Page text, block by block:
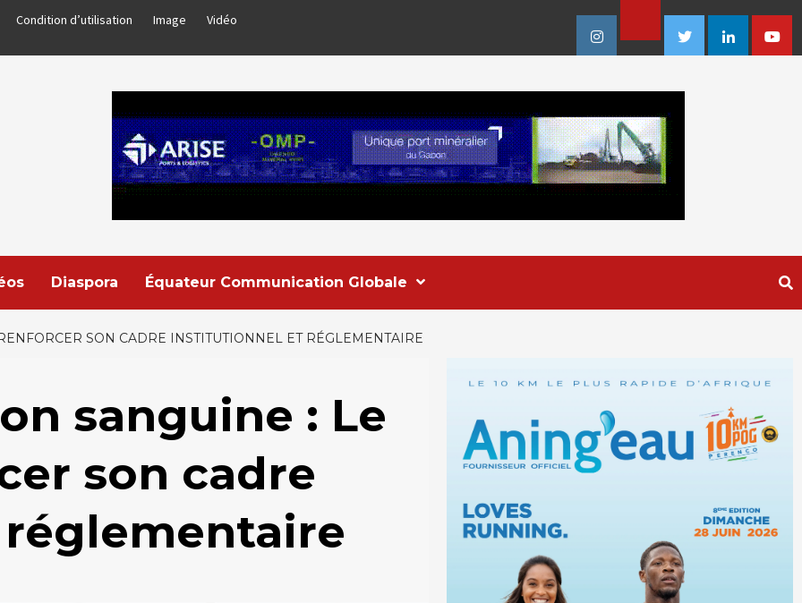
Condition d’utilisation Image Vidéo
Instagram
Facebook
TwitterLinkedin
Diaspora Équateur Communication Globale
SON CADRE INSTITUTIONNEL ET RÉGLEMENTAIRE
sanguine : Le
son cadre